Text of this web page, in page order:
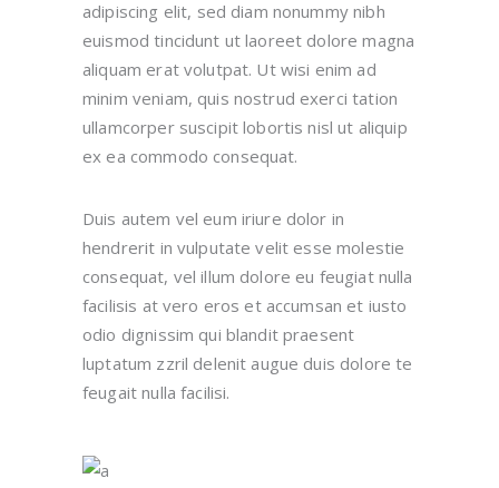
adipiscing elit, sed diam nonummy nibh
euismod tincidunt ut laoreet dolore magna
aliquam erat volutpat. Ut wisi enim ad
minim veniam, quis nostrud exerci tation
ullamcorper suscipit lobortis nisl ut aliquip
ex ea commodo consequat.
Duis autem vel eum iriure dolor in
hendrerit in vulputate velit esse molestie
consequat, vel illum dolore eu feugiat nulla
facilisis at vero eros et accumsan et iusto
odio dignissim qui blandit praesent
luptatum zzril delenit augue duis dolore te
feugait nulla facilisi.